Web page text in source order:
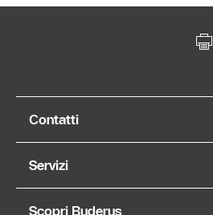
Contatti
Servizi
Scopri Buderus